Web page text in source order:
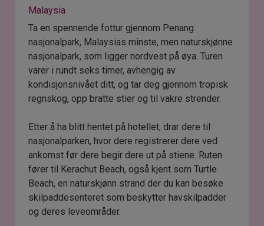
Malaysia
Ta en spennende fottur gjennom Penang
nasjonalpark, Malaysias minste, men naturskjønne
nasjonalpark, som ligger nordvest på øya. Turen
varer i rundt seks timer, avhengig av
kondisjonsnivået ditt, og tar deg gjennom tropisk
regnskog, opp bratte stier og til vakre strender.
Etter å ha blitt hentet på hotellet, drar dere til
nasjonalparken, hvor dere registrerer dere ved
ankomst før dere begir dere ut på stiene. Ruten
fører til Kerachut Beach, også kjent som Turtle
Beach, en naturskjønn strand der du kan besøke
skilpaddesenteret som beskytter havskilpadder
og deres leveområder.